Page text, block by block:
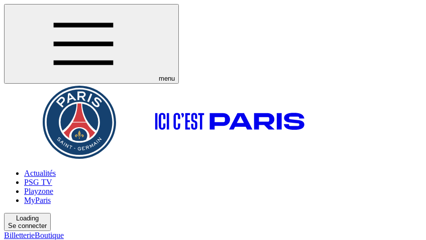
menu
Actualités
PSG TV
Playzone
MyParis
Loading
Se connecter
BilletterieBoutique